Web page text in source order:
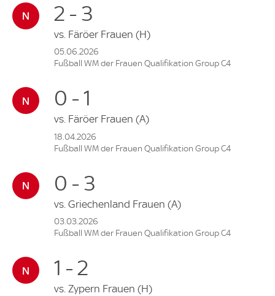
2 - 3
vs. Färöer Frauen (H)
05.06.2026
Fußball WM der Frauen Qualifikation Group C4
0 - 1
vs. Färöer Frauen (A)
18.04.2026
Fußball WM der Frauen Qualifikation Group C4
0 - 3
vs. Griechenland Frauen (A)
03.03.2026
Fußball WM der Frauen Qualifikation Group C4
1 - 2
vs. Zypern Frauen (H)